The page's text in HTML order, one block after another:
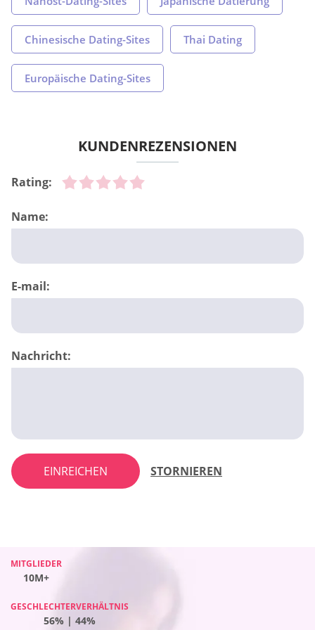
Chinesische Dating-Sites Thai Dating
Europäische Dating-Sites
KUNDENREZENSIONEN
Rating:
Name:
E-mail:
Nachricht:
EINREICHEN STORNIEREN
MITGLIEDER
10M+
GESCHLECHTERVERHÄLTNIS
38% | 62%
MITGLIEDER
10M+
GESCHLECHTERVERHÄLTNIS
56% | 44%
MITGLIEDER
10M+
GESCHLECHTERVERHÄLTNIS
65% | 35%
MITGLIEDER
10M+
GESCHLECHTERVERHÄLTNIS
57% | 43%